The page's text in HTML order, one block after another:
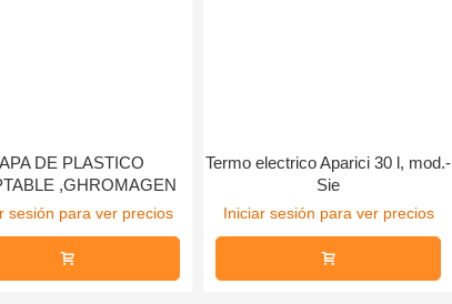
DE PLASTICO
,GHROMAGEN
sesión para ver precios
Termo electrico Aparici 30 l, mod.-
Sie
Iniciar sesión para ver precios